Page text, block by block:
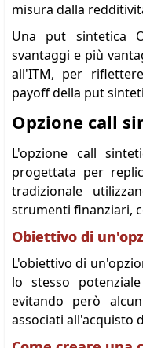
misura dalla
Una put sintetica
svantaggi e più
all'ITM, per
payoff della put
Opzione call
L'opzione call
progettata per
tradizionale
strumenti finanziari,
Obiettivo di
L'obiettivo di
lo stesso
evitando però
associati all'acquisto